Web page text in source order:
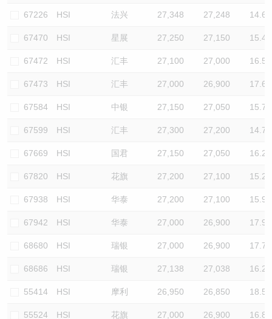
67226 HSI 法兴 27,348 27,248 14.6
67470 HSI 星展 27,250 27,150 15.4
67472 HSI 汇丰 27,100 27,000 16.5
67473 HSI 汇丰 27,000 26,900 17.6
67584 HSI 中银 27,150 27,050 15.7
67599 HSI 汇丰 27,300 27,200 14.7
67669 HSI 国君 27,150 27,050 16.2
67820 HSI 花旗 27,200 27,100 15.2
67938 HSI 华泰 27,200 27,100 15.9
67942 HSI 华泰 27,000 26,900 17.9
68680 HSI 瑞银 27,000 26,900 17.7
68686 HSI 瑞银 27,138 27,038 16.2
55414 HSI 摩利 26,950 26,850 18.5
55524 HSI 花旗 27,000 26,900 16.8